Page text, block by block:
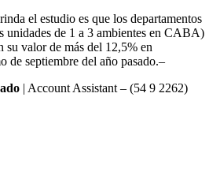
el estudio es que los departamentos
unidades de 1 a 3 ambientes en CABA)
su valor de más del 12,5% en
de septiembre del año pasado.–
| Account Assistant – (54 9 2262)